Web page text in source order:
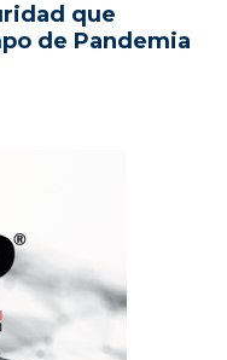
que
de Pandemia